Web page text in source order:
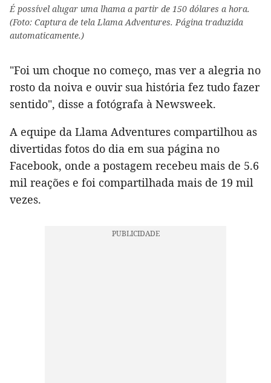
É possível alugar uma lhama a partir de 150 dólares a hora.
(Foto: Captura de tela Llama Adventures. Página traduzida
automaticamente.)
"Foi um choque no começo, mas ver a alegria no
rosto da noiva e ouvir sua história fez tudo fazer
sentido", disse a fotógrafa à Newsweek.
A equipe da Llama Adventures compartilhou as
divertidas fotos do dia em sua página no
Facebook, onde a postagem recebeu mais de 5.6
mil reações e foi compartilhada mais de 19 mil
vezes.